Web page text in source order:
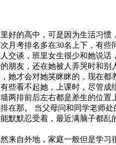
好的高中，可是因为生活习
月考排名多在30名上下，有
交谈，班里女生很少和她说
朋友，还在她被人弄哭时和
她才会对她笑眯眯的，现在
些看不起她，上课时，尽管
两排前后左右都是差生的位
在那。 当父母问和同学老师
默默忍受着，最近满脑子都乱
来自外地，家庭一般但是学